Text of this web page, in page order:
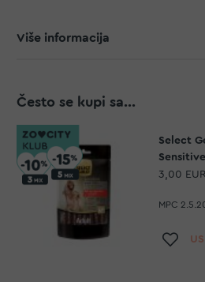
Više informacija
Često se kupi sa...
Select
3,00 EUR
MPC